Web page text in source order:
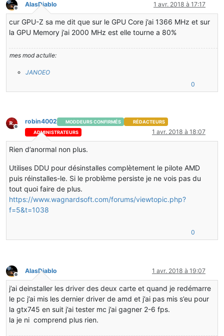
Hors-ligne
AlasDiablo 1 avr. 2018 à 17:17
cur GPU-Z sa me dit que sur le GPU Core j’ai 1366 MHz et sur
la GPU Memory j’ai 2000 MHz est elle tourne a 80%
mes mod actulle:
JANOEO
0
Hors-ligne
robin4002 MODDEURS CONFIRMÉS
RÉDACTEURS
ADMINISTRATEURS
1 avr. 2018 à 18:07
Rien d’anormal non plus.
Utilises DDU pour désinstalles complètement le pilote AMD
puis réinstalles-le. Si le problème persiste je ne vois pas du
tout quoi faire de plus.
https://www.wagnardsoft.com/forums/viewtopic.php?
f=5&t=1038
0
Hors-ligne
AlasDiablo 1 avr. 2018 à 19:07
j’ai deinstaller les driver des deux carte et quand je redémarre
le pc j’ai mis les dernier driver de amd et j’ai pas mis s’eu pour
la gtx745 en suit j’ai tester mc j’ai gagner 2-6 fps.
la je ni comprend plus rien.